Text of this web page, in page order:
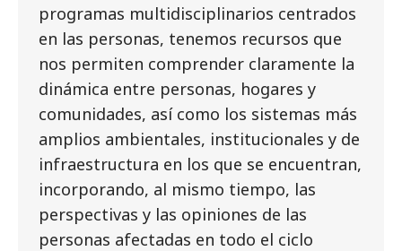
programas multidisciplinarios centrados
en las personas, tenemos recursos que
nos permiten comprender claramente la
dinámica entre personas, hogares y
comunidades, así como los sistemas más
amplios ambientales, institucionales y de
infraestructura en los que se encuentran,
incorporando, al mismo tiempo, las
perspectivas y las opiniones de las
personas afectadas en todo el ciclo